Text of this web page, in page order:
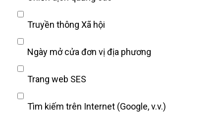
Truyền thông Xã hội
Ngày mở cửa đơn vị địa phương
Trang web SES
Tìm kiếm trên Internet (Google, v.v.)